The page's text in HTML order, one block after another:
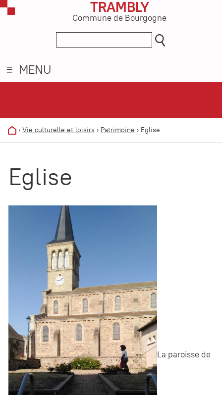
TRAMBLY
Commune de Bourgogne
MENU
› Vie culturelle et loisirs › Patrimoine › Eglise
Eglise
La paroisse de